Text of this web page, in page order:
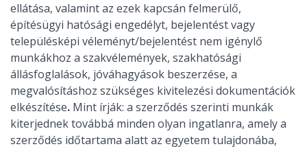
ellátása, valamint az ezek kapcsán felmerülő,
építésügyi hatósági engedélyt, bejelentést vagy
településképi véleményt/bejelentést nem igénylő
munkákhoz a szakvélemények, szakhatósági
állásfoglalások, jóváhagyások beszerzése, a
megvalósításhoz szükséges kivitelezési dokumentációk
elkészítése. Mint írják: a szerződés szerinti munkák
kiterjednek továbbá minden olyan ingatlanra, amely a
szerződés időtartama alatt az egyetem tulajdonába,